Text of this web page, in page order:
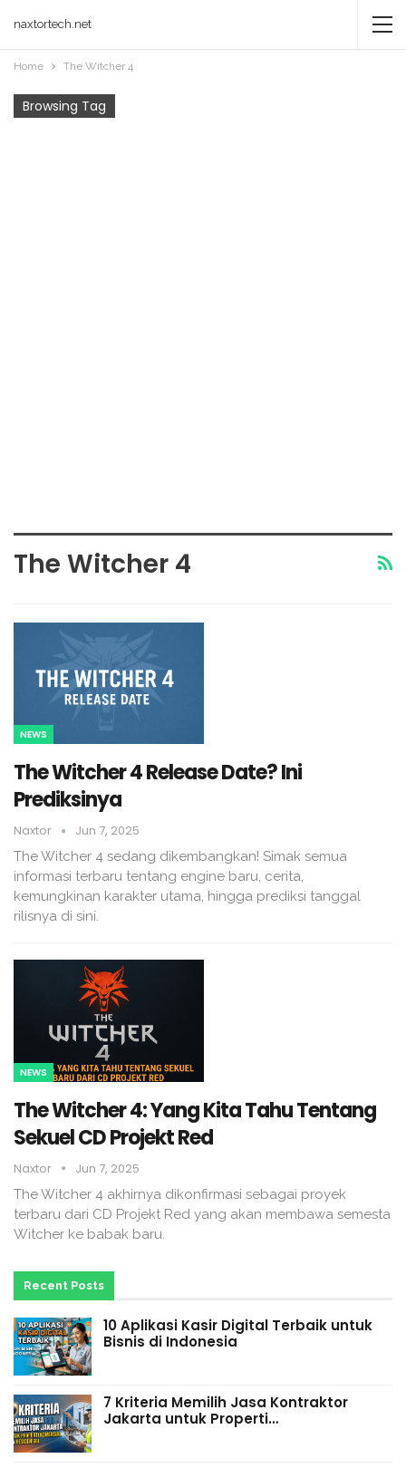
naxtortech.net
Home The Witcher 4
Browsing Tag
The Witcher 4
NEWS
The Witcher 4 Release Date? Ini
Prediksinya
Naxtor Jun 7, 2025
The Witcher 4 sedang dikembangkan! Simak semua
informasi terbaru tentang engine baru, cerita,
kemungkinan karakter utama, hingga prediksi tanggal
rilisnya di sini.
NEWS
The Witcher 4: Yang Kita Tahu Tentang
Sekuel CD Projekt Red
Naxtor Jun 7, 2025
The Witcher 4 akhirnya dikonfirmasi sebagai proyek
terbaru dari CD Projekt Red yang akan membawa semesta
Witcher ke babak baru.
Recent Posts
10 Aplikasi Kasir Digital Terbaik untuk
Bisnis di Indonesia
7 Kriteria Memilih Jasa Kontraktor
Jakarta untuk Properti…